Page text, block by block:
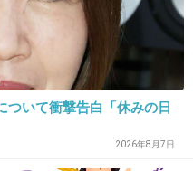
ルでは話さないことを書
いとは絶対にSNSで繋が
を使い分けてる人は素直
ついて衝撃告白「休みの日
2026年8月7日